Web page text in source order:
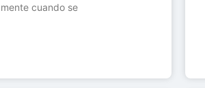
mente cuando se